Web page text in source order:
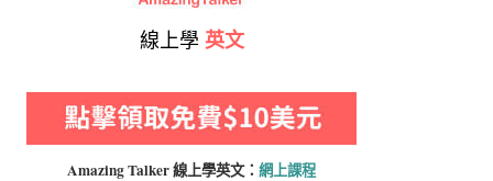
線上學 英文
Amazing Talker 線上學英文： 網上課程